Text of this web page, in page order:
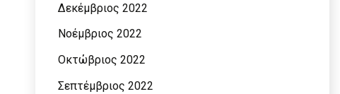
Δεκέμβριος 2022
Νοέμβριος 2022
Οκτώβριος 2022
Σεπτέμβριος 2022